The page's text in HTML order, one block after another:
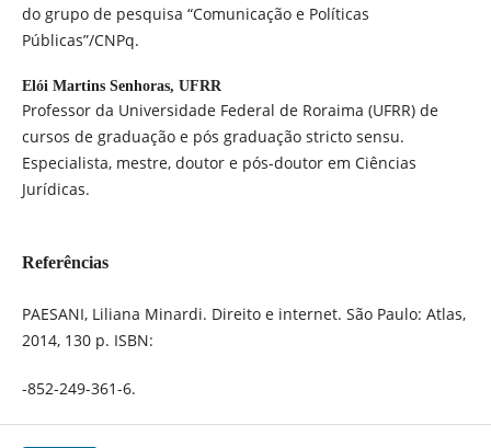
do grupo de pesquisa “Comunicação e Políticas
Públicas”/CNPq.
Elói Martins Senhoras, UFRR
Professor da Universidade Federal de Roraima (UFRR) de
cursos de graduação e pós graduação stricto sensu.
Especialista, mestre, doutor e pós-doutor em Ciências
Jurídicas.
Referências
PAESANI, Liliana Minardi. Direito e internet. São Paulo: Atlas,
2014, 130 p. ISBN:
-852-249-361-6.